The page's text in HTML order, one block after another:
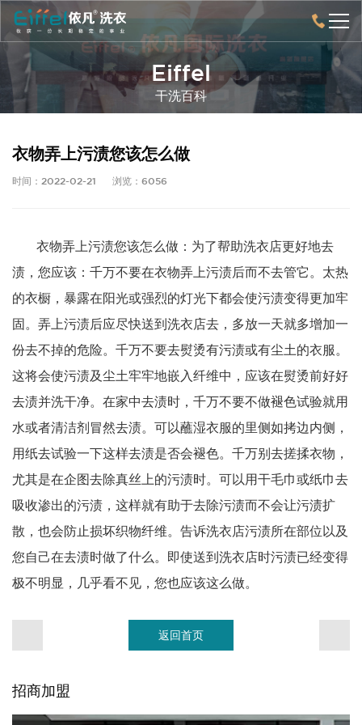
Eiffel
干洗百科
衣物弄上污渍您该怎么做
时间：2022-02-21 浏览：6056
衣物弄上污渍您该怎么做：为了帮助洗衣店更好地去
渍，您应该：千万不要在衣物弄上污渍后而不去管它。太热
的衣橱，暴露在阳光或强烈的灯光下都会使污渍变得更加牢
固。弄上污渍后应尽快送到洗衣店去，多放一天就多增加一
份去不掉的危险。千万不要去熨烫有污渍或有尘土的衣服。
这将会使污渍及尘土牢牢地嵌入纤维中，应该在熨烫前好好
去渍并洗干净。在家中去渍时，千万不要不做褪色试验就用
水或者清洁剂冒然去渍。可以蘸湿衣服的里侧如拷边内侧，
用纸去试验一下这样去渍是否会褪色。千万别去搓揉衣物，
尤其是在企图去除真丝上的污渍时。可以用干毛巾或纸巾去
吸收渗出的污渍，这样就有助于去除污渍而不会让污渍扩
散，也会防止损坏织物纤维。告诉洗衣店污渍所在部位以及
您自己在去渍时做了什么。即使送到洗衣店时污渍已经变得
极不明显，几乎看不见，您也应该这么做。
返回首页
招商加盟